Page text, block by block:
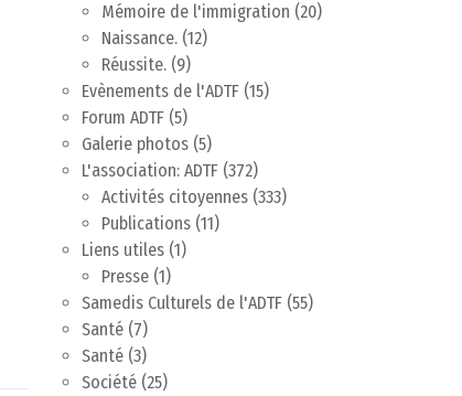
Mémoire de l'immigration (20)
Naissance. (12)
Réussite. (9)
Evènements de l'ADTF (15)
Forum ADTF (5)
Galerie photos (5)
L'association: ADTF (372)
Activités citoyennes (333)
Publications (11)
Liens utiles (1)
Presse (1)
Samedis Culturels de l'ADTF (55)
Santé (7)
Santé (3)
Société (25)